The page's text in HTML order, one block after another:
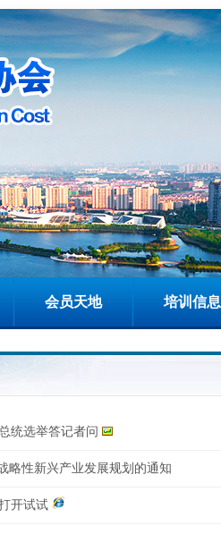
会员天地 培训信息
统选举答记者问
略性新兴产业发展规划的通知
开试试